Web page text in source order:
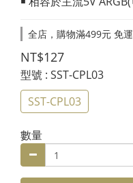
全店，購物滿499元 免
NT$127
型號 : SST-CPL03
SST-CPL03
數量